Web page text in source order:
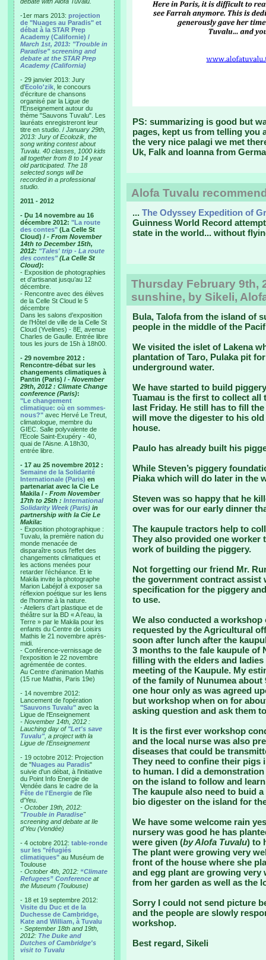
-1er mars 2013: projection
de "Nuages au Paradis" et
débat à la STAR Prep
Academy (Californie) /
March 1st, 2013: "Trouble in
Paradise" screening and
debate at the STAR Prep
Academy (California)
- 29 janvier 2013: Jury
d'Ecolo'zik , le concours
d'écriture de chansons
organisé par la Ligue de
l'Enseignement autour du
thème "Sauvons Tuvalu". Les
lauréats enregistreront leur
titre en studio. / January 29th,
2013: Jury of Ecolozik, the
song writing contest about
Tuvalu. 40 classes, 1000 kids
all together from 8 to 14 year
old participated. The 18
selected songs will be
recorded in a professional
studio.
2011 - 2012
- Du 14 novembre au 16
décembre 2012: "La route
des contes" (La Celle St
Cloud) / - From November
14th to December 15th,
2012: "Tales' trip - La route
des contes"(La Celle St
Cloud):
- Exposition de photographies
et d’artisanat jusqu’au 12
décembre.
- Rencontre avec des élèves
de la Celle St Cloud le 5
décembre
Dans les salons d’exposition
de l’Hôtel de ville de la Celle St
Cloud (Yvelines) - 8E, avenue
Charles de Gaulle. Entrée libre
tous les jours de 15h à 18h00.
- 29 novembre 2012 :
Rencontre-débat sur les
changements climatiques à
Pantin (Paris) / - November
29th, 2012 : Climate Change
conference (Paris):
"Le changement
climatique: où en sommes-
nous?" avec Hervé Le Treut,
climatologue, membre du
GIEC. Salle polyvalente de
l’Ecole Saint-Exupéry - 40,
quai de l’Aisne. A 18h30,
entrée libre.
- 17 au 25 novembre 2012 :
Semaine de la Solidarité
Internationale (Paris) en
partenariat avec la Cie Le
Makila / - From November
17th to 25th : International
Solidarity Week (Paris) in
partnership with la Cie Le
Makila:
- Exposition photographique :
Tuvalu, la première nation du
monde menacée de
disparaître sous l’effet des
changements climatiques et
les actions menées pour
retarder l’échéance. Et le
Makila invite la photographe
Marion Labéjof à exposer sa
réflexion poétique sur les liens
de l’homme à la nature.
- Ateliers d’art plastique et de
théâtre sur la BD « A l’eau, la
Terre » par le Makila pour les
enfants du Centre de Loisirs
Mathis le 21 novembre après-
midi.
- Conférence-vernissage de
l’exposition le 22 novembre
agrémentée de contes.
Au Centre d’animation Mathis
(15 rue Mathis, Paris 19e)
- 14 novembre 2012:
Lancement de l'opération
"Sauvons Tuvalu" avec la
Ligue de l'Enseignement
- November 14th, 2012 :
Lauching day of "Let's save
Tuvalu", a project with la
Ligue de l'Enseignement
- 19 octobre 2012: Projection
de "Nuages au Paradis"
suivie d'un débat, à l'initiative
du Point Info Energie de
Vendée dans le cadre de la
Fête de l'Energie de l'île
d'Yeu.
- October 19th, 2012:
"Trouble in Paradise"
screening and debate at Ile
d'Yeu (Vendée)
- 4 octobre 2012: table-ronde
sur les "réfugiés
climatiques" au Muséum de
Toulouse
- October 4th, 2012: “Climate
Refugees” Conference at
the Museum (Toulouse)
- 18 et 19 septembre 2012:
Visite du Duc et de la
Duchesse de Cambridge,
Kate and William, à Tuvalu
- September 18th and 19th,
2012: The Duke and
Dutches of Cambridge's
visit to Tuvalu
PS: summarizing is good but
pages, kept us from telling you
the very nice palagi we met
Uk, Falk and Ioanna from
Alofa Tuvalu
... The Odyssey Expedition of
Guinness World Record
state in the world... without
Thursday February 9th,
sunshine, by Sikeli,
Bula, Talofa from the island of
people in the middle of the
We visited the islet of Lakena
plantation of Taro, Pulaka pit
underground water.
We have started to build
Tuamau is the first to collect all
last Friday. He still has to fill
will move the digester to his
house.
Paulo has already built his
While Steven’s piggery
Piaka which will do later in the
Steven was so happy that he
over was for our early dinner
The kaupule tractors help to
They also provided one worker
work of building the piggery.
Not forgetting our friend Mr.
the government contract
specification for the piggery
to use.
We also conducted a
requested by the Agricultural
soon after lunch after the
3 months to the fale kaupule of
filling with the elders and
meeting of the Kaupule. My
of the family of Nunumea about
one hour only as was agreed
but workshop when on for
asking question and ask them
It is the first ever workshop
and the local nurse was also
diseases that could be
They need to confine their pigs
to human. I did a
on the island to follow and
The kaupule also need to buid
bio digester on the island for
We have some welcome rain
nursery was good he has
were given (by Alofa Tuvalu) to
The plant were growing very
front of the house where she
and egg plant are growing very
from her garden as well as the
Sorry I could not send picture
and the people are slowly
workshop.
Best regard, Sikeli